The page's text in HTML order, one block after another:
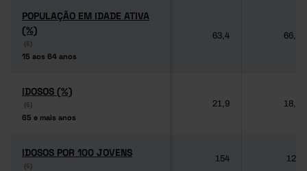
POPULAÇÃO EM IDADE ATIVA
(%)
(6)
15 aos 64 anos
POPULAÇÃO EM IDADE ATIVA
(%)
(6)
15 aos 64 anos
63,4 66,0
IDOSOS (%)
(6)
65 e mais anos
IDOSOS (%)
(6)
65 e mais anos
21,9 18,9
IDOSOS POR 100 JOVENS
(6)
IDOSOS POR 100 JOVENS
(6)
154 128